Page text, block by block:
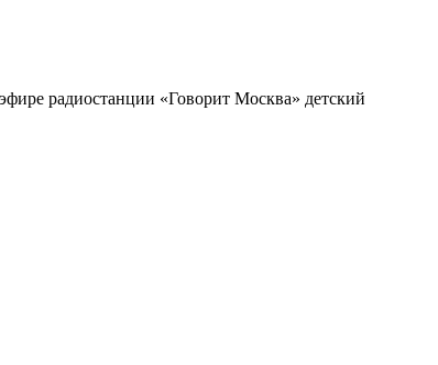
радиостанции «Говорит Москва» детский